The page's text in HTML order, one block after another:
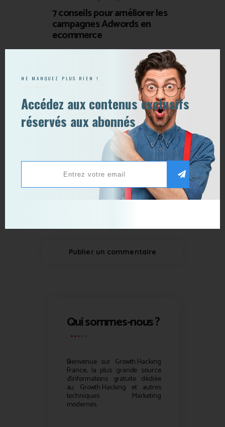
7 conseils pour améliorer les
campagnes Adwords en
ecommerce
Publier un commentaire
Qui sommes-nous ?
Bienvenue sur Growth Hacking
France, la plus grande source
d’informations gratuite dédiée
au Growth Hacking et autres
techniques Marketing
modernes.
NE MANQUEZ PLUS RIEN !
Accédez aux contenus exclusifs
réservés aux abonnés